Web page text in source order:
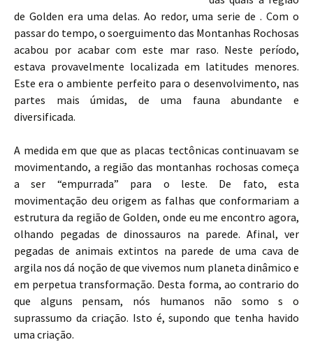
de Golden era uma delas. Ao redor, uma serie de . Com o
passar do tempo, o soerguimento das Montanhas Rochosas
acabou por acabar com este mar raso. Neste período,
estava provavelmente localizada em latitudes menores.
Este era o ambiente perfeito para o desenvolvimento, nas
partes mais úmidas, de uma fauna abundante e
diversificada.
A medida em que que as placas tectônicas continuavam se
movimentando, a região das montanhas rochosas começa
a ser “empurrada” para o leste. De fato, esta
movimentação deu origem as falhas que conformariam a
estrutura da região de Golden, onde eu me encontro agora,
olhando pegadas de dinossauros na parede. Afinal, ver
pegadas de animais extintos na parede de uma cava de
argila nos dá noção de que vivemos num planeta dinâmico e
em perpetua transformação. Desta forma, ao contrario do
que alguns pensam, nós humanos não somo s o
suprassumo da criação. Isto é, supondo que tenha havido
uma criação.